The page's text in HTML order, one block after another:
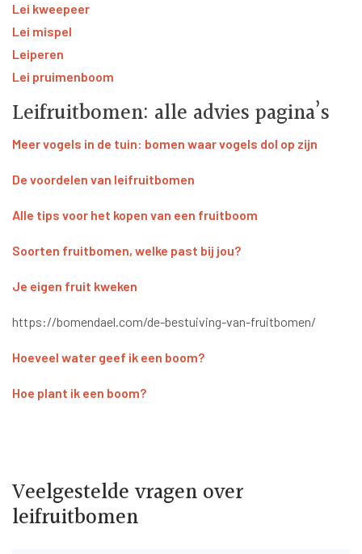
Lei kweepeer
Lei mispel
Leiperen
Lei pruimenboom
Leifruitbomen: alle advies pagina’s
Meer vogels in de tuin: bomen waar vogels dol op zijn
De voordelen van leifruitbomen
Alle tips voor het kopen van een fruitboom
Soorten fruitbomen, welke past bij jou?
Je eigen fruit kweken
https://bomendael.com/de-bestuiving-van-fruitbomen/
Hoeveel water geef ik een boom?
Hoe plant ik een boom?
Veelgestelde vragen over
leifruitbomen